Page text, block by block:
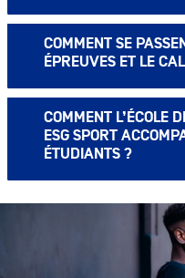
COMMENT SE
ÉPREUVES ET LE
COMMENT L’ÉCOLE
ESG SPORT
ÉTUDIANTS ?